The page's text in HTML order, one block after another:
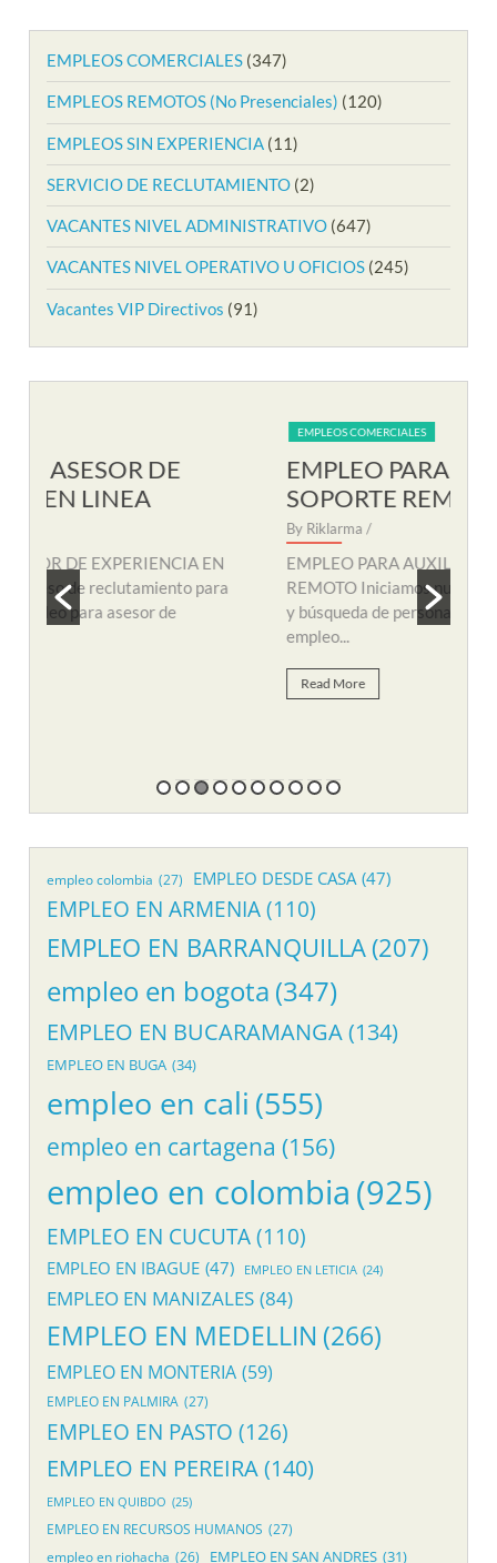
EMPLEOS COMERCIALES (347)
EMPLEOS REMOTOS (No Presenciales) (120)
EMPLEOS SIN EXPERIENCIA (11)
SERVICIO DE RECLUTAMIENTO (2)
VACANTES NIVEL ADMINISTRATIVO (647)
VACANTES NIVEL OPERATIVO U OFICIOS (245)
Vacantes VIP Directivos (91)
EMPLEO PARA AUXILIAR DE
SOPORTE REMOTO
EMPLEO PARA AUXILIAR DE SOPORTE
REMOTO Iniciamos nuevo proceso de consecución
y búsqueda de personal para suplir vacante de
empleo colombia (27) EMPLEO DESDE CASA (47)
EMPLEO EN ARMENIA (110)
EMPLEO EN BARRANQUILLA(207)
empleo en bogota (347)
EMPLEO EN BUCARAMANGA(134)
EMPLEO EN BUGA (34)
empleo en cali (555)
empleo en cartagena (156)
empleo en colombia (925)
EMPLEO EN CUCUTA (110)
EMPLEO EN IBAGUE (47) EMPLEO EN LETICIA (24)
EMPLEO EN MANIZALES (84)
EMPLEO EN MEDELLIN (266)
EMPLEO EN MONTERIA (59)
EMPLEO EN PALMIRA (27)
EMPLEO EN PASTO (126)
EMPLEO EN PEREIRA(140)
EMPLEO EN QUIBDO (25)
EMPLEO EN RECURSOS HUMANOS (27)
empleo en riohacha (26) EMPLEO EN SAN ANDRES (31)